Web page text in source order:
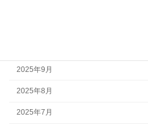
2025年9月
2025年8月
2025年7月